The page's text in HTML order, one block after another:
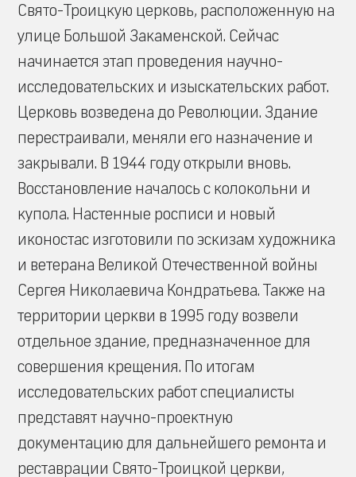
Свято-Троицкую церковь, расположенную на
улице Большой Закаменской. Сейчас
начинается этап проведения научно-
исследовательских и изыскательских работ.
Церковь возведена до Революции. Здание
перестраивали, меняли его назначение и
закрывали. В 1944 году открыли вновь.
Восстановление началось с колокольни и
купола. Настенные росписи и новый
иконостас изготовили по эскизам художника
и ветерана Великой Отечественной войны
Сергея Николаевича Кондратьева. Также на
территории церкви в 1995 году возвели
отдельное здание, предназначенное для
совершения крещения. По итогам
исследовательских работ специалисты
представят научно-проектную
документацию для дальнейшего ремонта и
реставрации Свято-Троицкой церкви,